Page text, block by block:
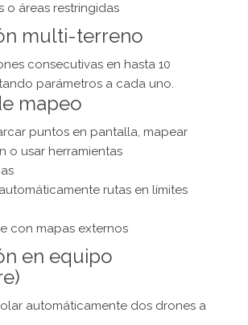
o áreas restringidas
multi-terreno
consecutivas en hasta 10
parámetros a cada uno.
mapeo
puntos en pantalla, mapear
o usar herramientas
rutas en límites
con mapas externos
en equipo
automáticamente dos drones a